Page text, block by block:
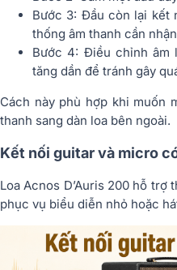
Bước 3: Đầu còn lại kết
thống âm thanh cần
Bước 4: Điều chỉnh âm
tăng dần để tránh gây
Cách này phù hợp khi muốn
thanh sang dàn loa bên ngoài.
Kết nối guitar và micro
Loa Acnos D’Auris 200 hỗ
phục vụ biểu diễn nhỏ hoặc